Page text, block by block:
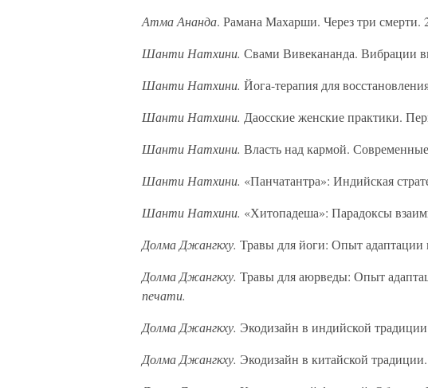
Атма Ананда. Рамана Махарши. Через три смерти.
Шанти Натхини. Свами Вивекананда. Вибрации
Шанти Натхини. Йога-терапия для
Шанти Натхини. Даосские женские практики.
Шанти Натхини. Власть над кармой.
Шанти Натхини. «Панчатантра»: Индийская
Шанти Натхини. «Хитопадеша»: Парадоксы
Долма Джангкху. Травы для йоги: Опыт
Долма Джангкху. Травы для аюрведы: Опыт
печати.
Долма Джангкху. Экодизайн в индийской
Долма Джангкху. Экодизайн в китайской